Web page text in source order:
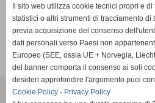
Il parcheggio non è custodito.
CONTINUA
B&B da
Il sito web utilizza cookie tecnici propri e
statistici o altri strumenti di tracciamento di
previa acquisizione del consenso
dati personali verso Paesi non
Europeo (SEE, ossia UE + Norvegia,
del banner comporta il consenso ai soli
desideri approfondire l'argomento puoi
Cookie Policy - Privacy Policy